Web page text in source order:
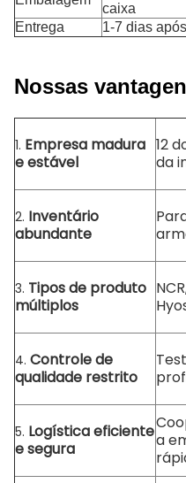
caixa
Entrega
1-7 dias
Nossas
1. Empresa madura
e estável
12
da
2. Inventário
abundante
3. Tipos de produto
múltiplos
4. Controle de
qualidade restrito
5. Logística eficiente
e segura
a